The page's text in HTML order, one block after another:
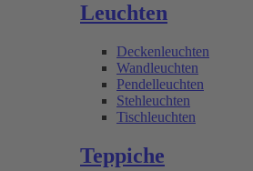
Leuchten
Deckenleuchten
Wandleuchten
Pendelleuchten
Stehleuchten
Tischleuchten
Teppiche